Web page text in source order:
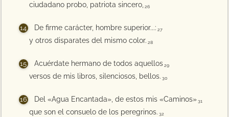
ciudadano probo, patriota sincero, 26
De firme carácter, hombre superior...: 27
y otros disparates del mismo color. 28
Acuérdate hermano de todos aquellos 29
versos de mis libros, silenciosos, bellos. 30
Del «Agua Encantada», de estos mis «Caminos» 31
que son el consuelo de los peregrinos. 32